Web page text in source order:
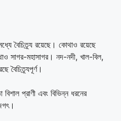
বৈচিত্র্য রয়েছে। কোথাও রয়েছে
সাগর-মহাসাগর। নদ-নদী, খাল-বিল,
বৈচিত্র্যপূর্ণ।
প্রাণী এবং বিভিন্ন ধরনের